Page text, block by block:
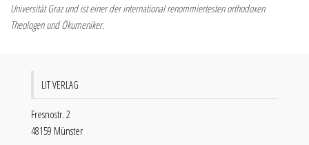
Universität Graz und ist einer der international renommiertesten orthodoxen
Theologen und Ökumeniker.
LIT VERLAG
Fresnostr. 2
48159 Münster